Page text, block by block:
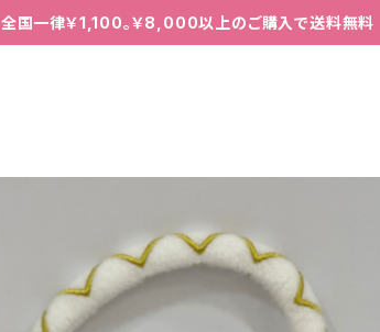
全国一律￥1,100。￥8,000以上のご購入で送料無料